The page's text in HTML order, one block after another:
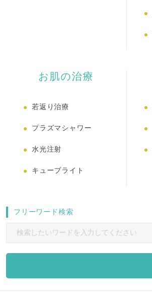
お肌の治療
若返り治療
プラズマシャワー
水光注射
キューブライト
フリーワード検索